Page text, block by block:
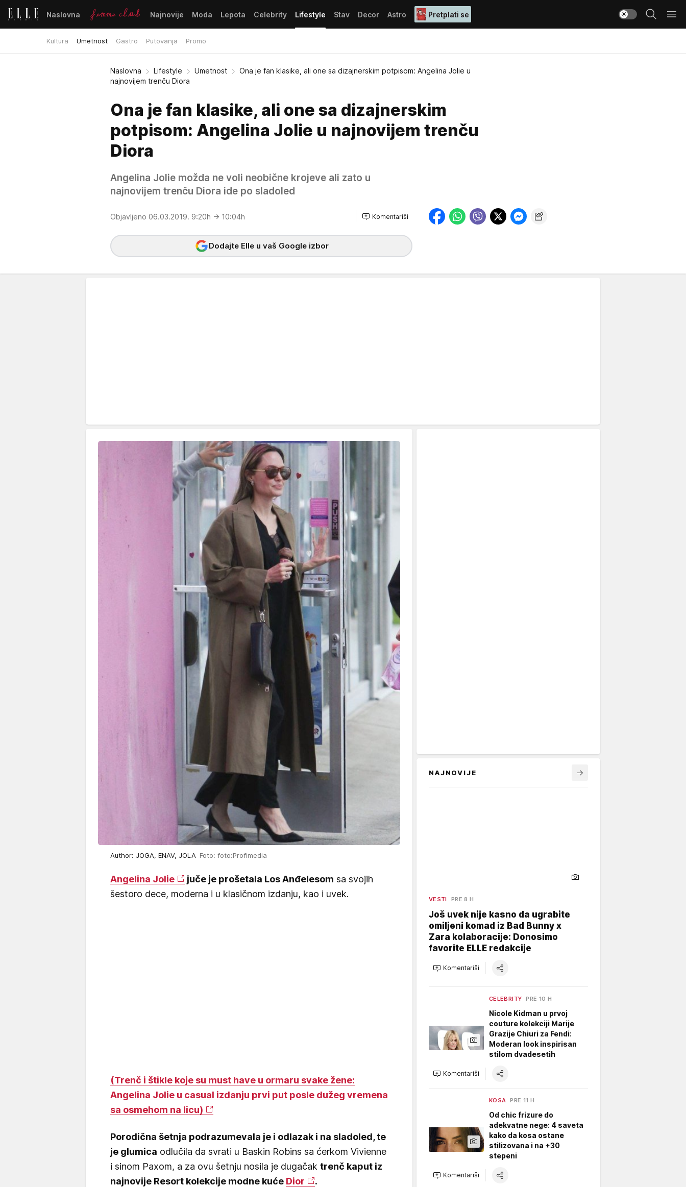
Naslovna Najnovije Moda Lepota Celebrity Lifestyle
Kultura Umetnost Gastro Putovanja Promo
Stav Decor Astro Pretplati se
Naslovna Lifestyle Umetnost
Ona je fan klasike, ali one sa dizajnerskim potpisom: Angelina Jolie u
najnovijem trenču Diora
Ona je fan klasike, ali one sa dizajnerskim
potpisom: Angelina Jolie u najnovijem trenču
Diora
Angelina Jolie možda ne voli neobične krojeve ali zato u
najnovijem trenču Diora ide po sladoled
Objavljeno 06.03.2019. 9:20h → 10:04h Komentariši
Dodajte Elle u vaš Google izbor
Author: JOGA, ENAV, JOLA Foto: foto:Profimedia
Angelina Jolie juče je prošetala Los Anđelesom sa svojih
šestoro dece, moderna i u klasičnom izdanju, kao i uvek.
(Trenč i štikle koje su must have u ormaru svake žene:
Angelina Jolie u casual izdanju prvi put posle dužeg vremena
sa osmehom na licu)
Porodična šetnja podrazumevala je i odlazak i na sladoled, te
je glumica odlučila da svrati u Baskin Robins sa ćerkom Vivienne
i sinom Paxom, a za ovu šetnju nosila je dugačak trenč kaput iz
najnovije Resort kolekcije modne kuće Dior .
NAJNOVIJE
VESTI PRE 8 H
Još uvek nije kasno da ugrabite
omiljeni komad iz Bad Bunny x
Zara kolaboracije: Donosimo
favorite ELLE redakcije
Komentariši
CELEBRITY PRE 10 H
Nicole Kidman u prvoj
couture kolekciji Marije
Grazije Chiuri za Fendi:
Moderan look inspirisan
stilom dvadesetih
Komentariši
KOSA PRE 11 H
Od chic frizure do
adekvatne nege: 4 saveta
kako da kosa ostane
stilizovana i na +30
stepeni
Komentariši